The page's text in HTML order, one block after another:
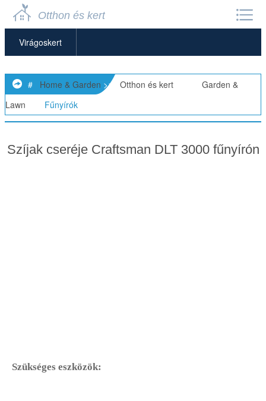
Otthon és kert
Virágoskert
Kerti Törpék
Kerti Magok
Kerti Tárolók
Fűnyírók
# Home & Garden >> Otthon és kert
Garden &
Lawn
Fűnyírók
Szíjak cseréje Craftsman DLT 3000 fűnyírón
Szükséges eszközök: